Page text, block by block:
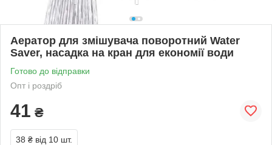
Аератор для змішувача поворотний Water
Saver, насадка на кран для економії води
Готово до відправки
Опт і роздріб
41 ₴
38 ₴ від 10 шт.